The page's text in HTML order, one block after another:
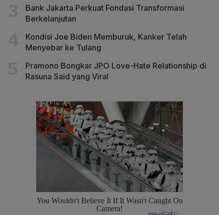
Bank Jakarta Perkuat Fondasi Transformasi
Berkelanjutan
Kondisi Joe Biden Memburuk, Kanker Telah
Menyebar ke Tulang
Pramono Bongkar JPO Love-Hate Relationship di
Rasuna Said yang Viral